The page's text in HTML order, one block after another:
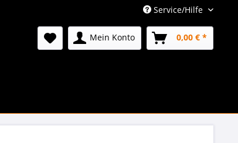
Service/Hilfe
Mein Konto 0,00 € *